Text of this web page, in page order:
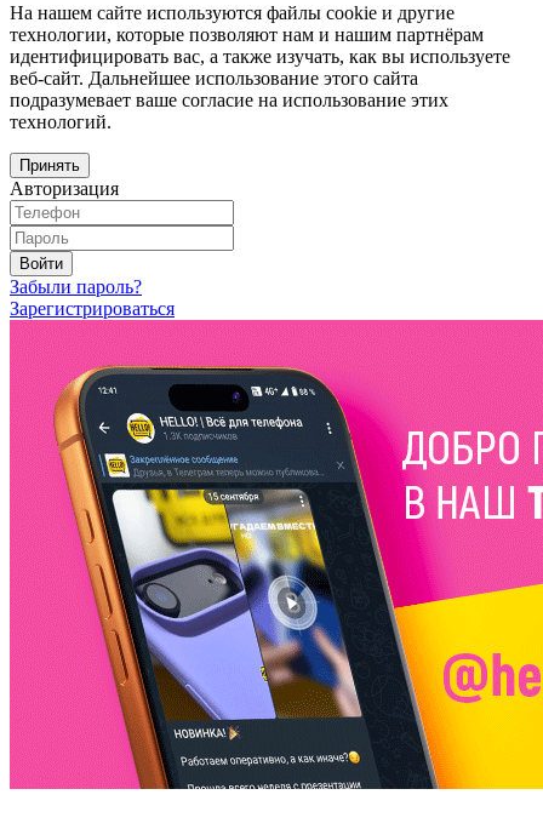
На нашем сайте используются файлы cookie и другие
технологии, которые позволяют нам и нашим партнёрам
идентифицировать вас, а также изучать, как вы используете
веб-сайт. Дальнейшее использование этого сайта
подразумевает ваше согласие на использование этих
технологий.
Принять
Авторизация
Войти
Забыли пароль?
Зарегистрироваться